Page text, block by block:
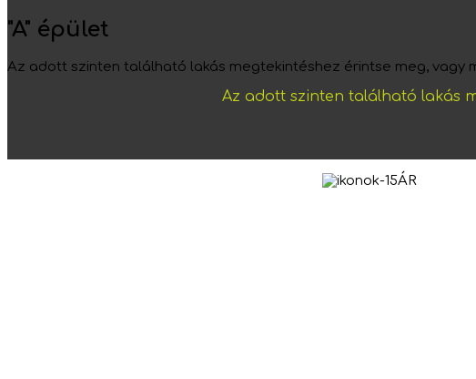
"A" épület
Az adott szinten található lakás megtekintéshez érintse meg, vagy
Az adott szinten található lakás
ÁR